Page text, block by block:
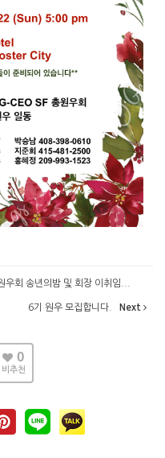
우회 송년의밤 및 회장 이취임...
6기 원우 모집합니다. Next
0
비추천